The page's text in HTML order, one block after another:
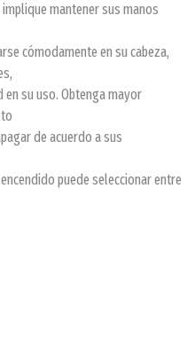
mantener sus manos
cómodamente en su cabeza,
su uso. Obtenga mayor
de acuerdo a sus
puede seleccionar entre